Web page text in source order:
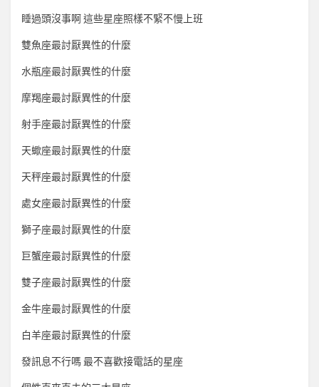
睡過頭沒事啊 這些星座照樣不緊不慢上班
雙魚座最討厭異性的什麼
水瓶座最討厭異性的什麼
摩羯座最討厭異性的什麼
射手座最討厭異性的什麼
天蠍座最討厭異性的什麼
天秤座最討厭異性的什麼
處女座最討厭異性的什麼
獅子座最討厭異性的什麼
巨蟹座最討厭異性的什麼
雙子座最討厭異性的什麼
金牛座最討厭異性的什麼
白羊座最討厭異性的什麼
發訊息不行嗎 最不喜歡接電話的星座